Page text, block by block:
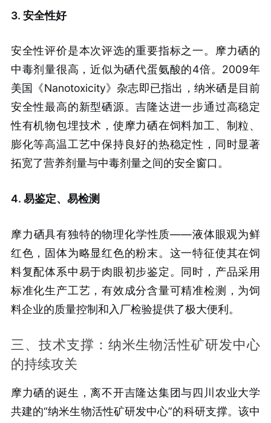
3. 安全性好
安全性评价是本次评选的重要指标之一。摩力硒的
中毒剂量很高，近似为硒代蛋氨酸的4倍。2009年
美国《Nanotoxicity》杂志即已指出，纳米硒是目前
安全性最高的新型硒源。吉隆达进一步通过高稳定
性有机物包埋技术，使摩力硒在饲料加工、制粒、
膨化等高温工艺中保持良好的热稳定性，同时显著
拓宽了营养剂量与中毒剂量之间的安全窗口。
4. 易鉴定、易检测
摩力硒具有独特的物理化学性质——液体眼观为鲜
红色，固体为略显红色的粉末。这一特征使其在饲
料复配体系中易于肉眼初步鉴定。同时，产品采用
标准化生产工艺，有效成分含量可精准检测，为饲
料企业的质量控制和入厂检验提供了极大便利。
三、技术支撑：纳米生物活性矿研发中心
的持续攻关
摩力硒的诞生，离不开吉隆达集团与四川农业大学
共建的“纳米生物活性矿研发中心”的科研支撑。该中